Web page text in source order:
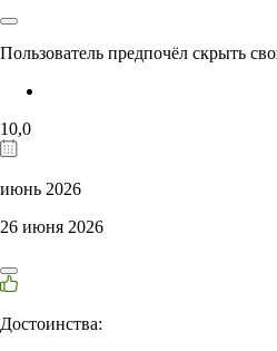
Пользователь предпочёл скрыть
10,0
июнь 2026
26 июня 2026
Достоинства: